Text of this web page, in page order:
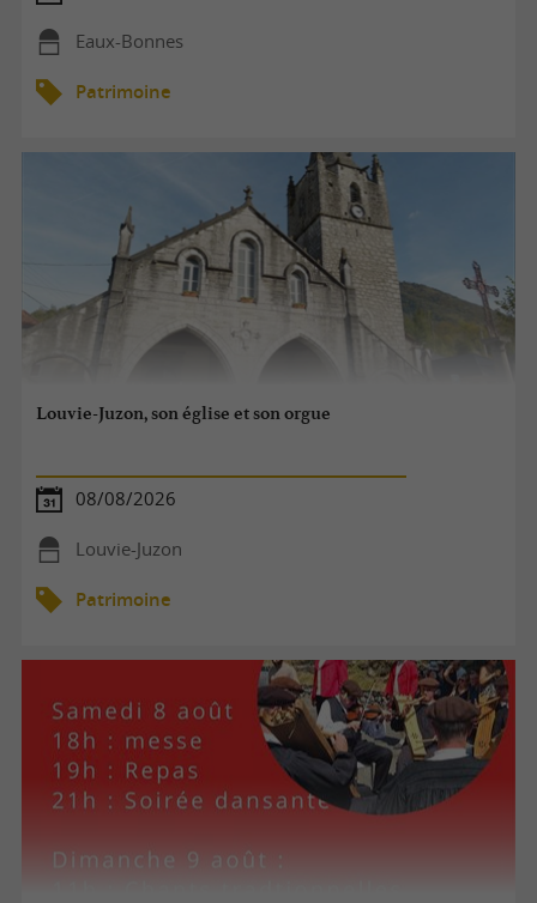
Eaux-Bonnes
Patrimoine
Louvie-Juzon, son église et son orgue
08/08/2026
Louvie-Juzon
Patrimoine